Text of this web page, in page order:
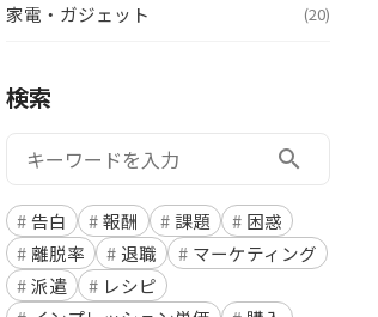
家電・ガジェット (20)
検索
検索: search
告白 報酬 課題
困惑
離脱率
退職
マーケティング
派遣
レシピ